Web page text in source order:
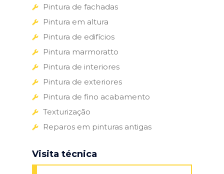
Pintura de fachadas
Pintura em altura
Pintura de edifícios
Pintura marmoratto
Pintura de interiores
Pintura de exteriores
Pintura de fino acabamento
Texturização
Reparos em pinturas antigas
Visita técnica